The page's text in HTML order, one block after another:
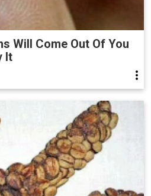
Will Come Out Of You
It